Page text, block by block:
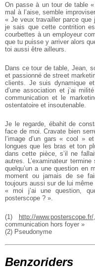
On passe à un tour de table
mal à l’aise, semble
« Je veux travailler parce que
je sais que cette contrition
courbettes à un employeur
que tu puisse y arriver alors
toi aussi être ailleurs.
Dans ce tour de table, Jean,
et passionné de street
clients. Je suis dynamique et
d’une association et j’ai
communication et le
ostentatoire et insoutenable.
Je le regarde, ébahit de
face de moi. Cravate bien
l’image d’un gars « cool »
longues que les bras et ton
dans cette pièce, s’il ne
autres. L’examinateur
quelqu’un a une question en
moment ou jamais de se
toujours aussi sur de lui même
« moi j’ai une question,
posterscope ? ».
(1) http://www.posterscope.fr/
communication hors foyer »
(2) Pseudonyme
Benzoriders